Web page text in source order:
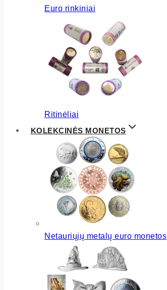
Euro rinkiniai
Ritinėliai
KOLEKCINĖS MONETOS
Netauriųjų metalų euro monetos